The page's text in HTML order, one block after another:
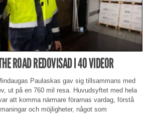
ROAD REDOVISAD I 40 VIDEOR
Paulaskas gav sig tillsammans med
ut på en 760 mil resa. Huvudsyftet med hela
att komma närmare förarnas vardag, förstå
och möjligheter, något som